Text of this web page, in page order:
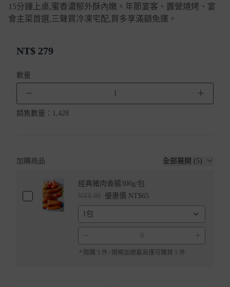
15分鐘上桌,蜜香濃郁外酥內嫩。年節宴客、露營燒烤、宴
會主菜首選,三聲買冷凍宅配,買多享滿額免運。
NT$ 279
數量
－ ＋
銷售數量： 1,428
加購商品 全部展開 (5)
經典豬肉香腸300g/包
優惠價 NT$65
－ ＋
* 限購 5 件 / 規格加總最高僅可購買 5 件